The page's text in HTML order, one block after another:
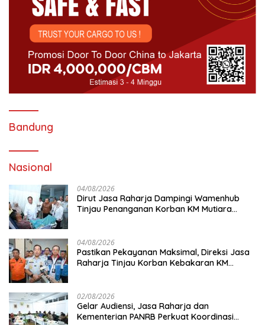
Bandung
Nasional
04/08/2026
Dirut Jasa Raharja Dampingi Wamenhub
Tinjau Penanganan Korban KM Mutiara
04/08/2026
Pastikan Pekayanan Maksimal, Direksi Jasa
Raharja Tinjau Korban Kebakaran KM
02/08/2026
Gelar Audiensi, Jasa Raharja dan
Kementerian PANRB Perkuat Koordinasi